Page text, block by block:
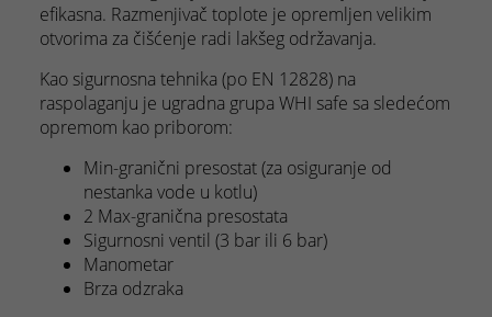
efikasna. Razmenjivač toplote je opremljen velikim
otvorima za čišćenje radi lakšeg održavanja.
Kao sigurnosna tehnika (po EN 12828) na
raspolaganju je ugradna grupa WHI safe sa sledećom
opremom kao priborom:
Min-granični presostat (za osiguranje od
nestanka vode u kotlu)
2 Max-granična presostata
Sigurnosni ventil (3 bar ili 6 bar)
Manometar
Brza odzraka